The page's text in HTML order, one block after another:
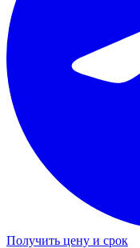
Получить цену и срок